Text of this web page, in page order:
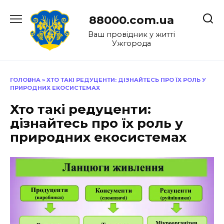
до
88000.com.ua
Ваш провідник у житті
Ужгорода
ГОЛОВНА » ХТО ТАКІ РЕДУЦЕНТИ: ДІЗНАЙТЕСЬ ПРО ЇХ РОЛЬ У
ПРИРОДНИХ ЕКОСИСТЕМАХ
Хто такі редуценти:
дізнайтесь про їх роль у
природних екосистемах